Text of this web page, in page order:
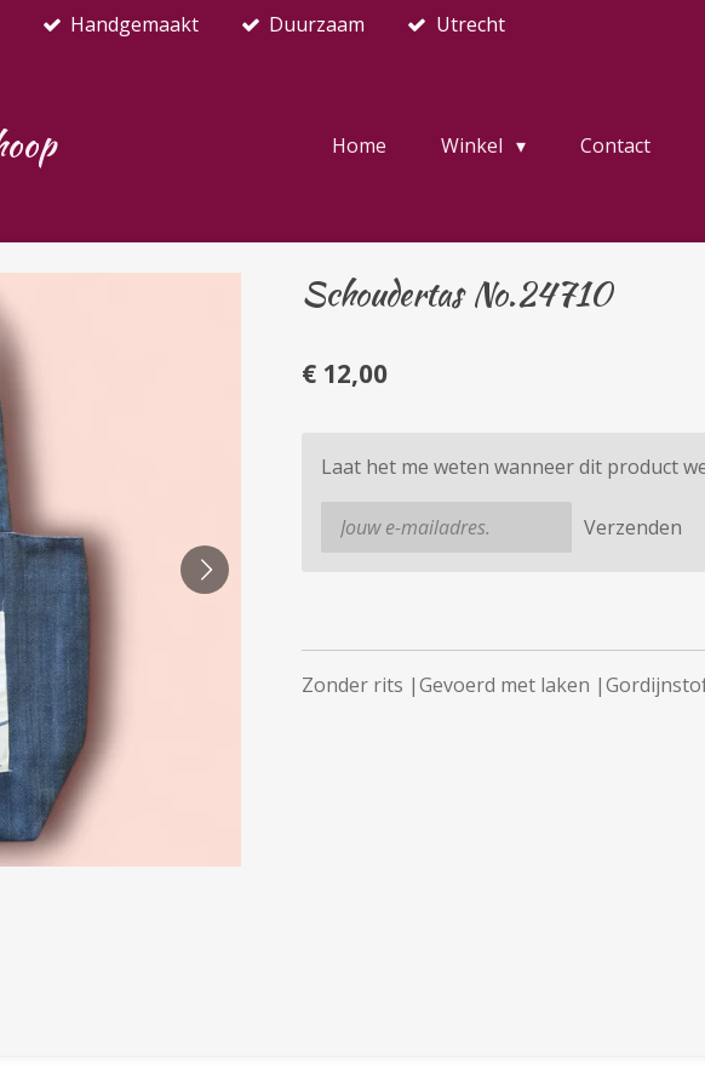
Handgemaakt Duurzaam Utrecht
Home Winkel Contact
Schoudertas No.24710
€ 12,00
Laat het me weten wanneer dit product
Verzenden
Zonder rits |Gevoerd met laken